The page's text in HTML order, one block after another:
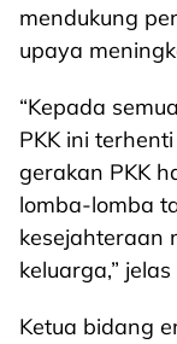
mendukung
upaya
“Kepada
PKK ini
gerakan PKK
lomba-lomba
kesejahteraan
keluarga,”
Ketua bidang